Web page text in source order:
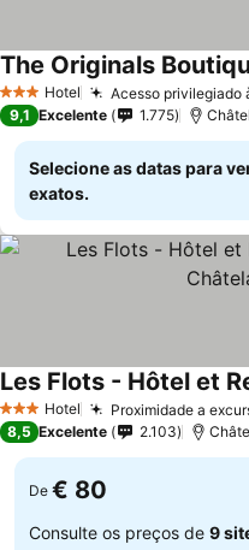
3 EstrelasHotel Acesso privilegiado
Ver preços
9,1 Excelente 1.775
Selecione as datas para
exatos.
3 EstrelasHotel Proximidade a
Ver preços
8,5 Excelente 2.103
De € 80
Consulte os preços de 9